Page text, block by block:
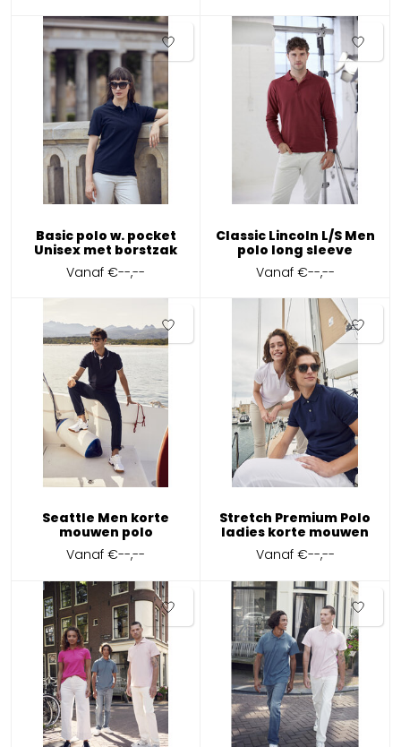
Basic polo w. pocket
Unisex met borstzak
Vanaf€--,--
Classic Lincoln L/S Men
polo long sleeve
Vanaf €--,--
Seattle Men korte
mouwen polo
Vanaf€--,--
Stretch Premium Polo
ladies korte mouwen
Vanaf €--,--